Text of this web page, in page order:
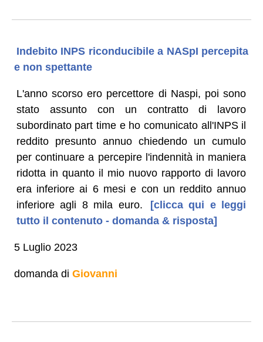
Indebito INPS riconducibile a NASpI percepita
e non spettante
L'anno scorso ero percettore di Naspi, poi sono
stato assunto con un contratto di lavoro
subordinato part time e ho comunicato all'INPS il
reddito presunto annuo chiedendo un cumulo
per continuare a percepire l'indennità in maniera
ridotta in quanto il mio nuovo rapporto di lavoro
era inferiore ai 6 mesi e con un reddito annuo
inferiore agli 8 mila euro.
[clicca qui e leggi
tutto il contenuto - domanda & risposta]
5 Luglio 2023
domanda di Giovanni